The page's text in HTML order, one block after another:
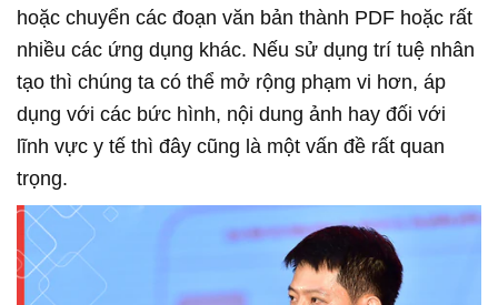
hoặc chuyển các đoạn văn bản thành PDF hoặc rất
nhiều các ứng dụng khác. Nếu sử dụng trí tuệ nhân
tạo thì chúng ta có thể mở rộng phạm vi hơn, áp
dụng với các bức hình, nội dung ảnh hay đối với
lĩnh vực y tế thì đây cũng là một vấn đề rất quan
trọng.